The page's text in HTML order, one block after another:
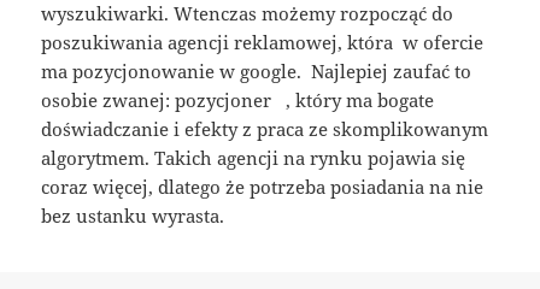
wyszukiwarki. Wtenczas możemy rozpocząć do
poszukiwania agencji reklamowej, która w ofercie
ma pozycjonowanie w google. Najlepiej zaufać to
osobie zwanej: pozycjoner , który ma bogate
doświadczanie i efekty z praca ze skomplikowanym
algorytmem. Takich agencji na rynku pojawia się
coraz więcej, dlatego że potrzeba posiadania na nie
bez ustanku wyrasta.